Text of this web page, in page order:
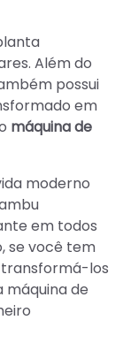
Além do
possui
em
máquina de
moderno
em todos
se você tem
transformá-los
máquina de